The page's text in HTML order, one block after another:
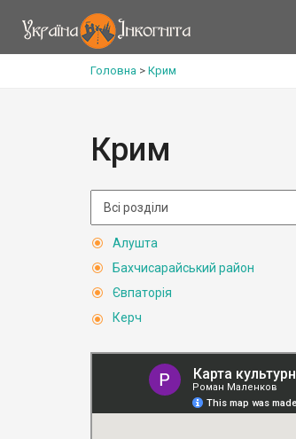
Головна > Крим
Крим
Алушта
Бахчисарайський район
Євпаторія
Керч